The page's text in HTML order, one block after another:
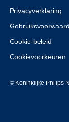
Privacyverklaring
Cookie-beleid
Cookievoorkeuren
© Koninklijke Philips